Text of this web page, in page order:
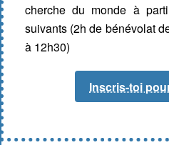
cherche du monde à
suivants (2h de bénévolat
à 12h30)
Inscris-toi